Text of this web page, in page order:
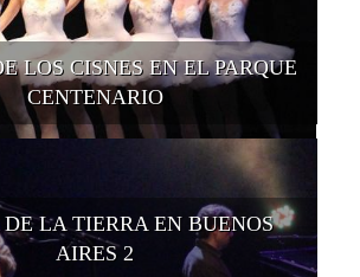
LOS CISNES EN EL PARQUE
CENTENARIO
LA TIERRA EN BUENOS
AIRES 2